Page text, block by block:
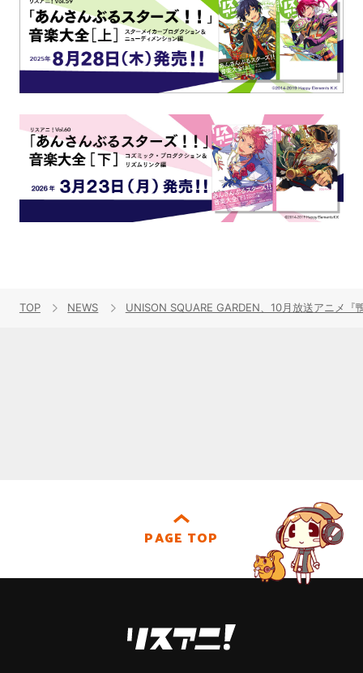
TOP NEWS UNISON SQUARE GARDEN、10月放送アニメ
PAGE TOP